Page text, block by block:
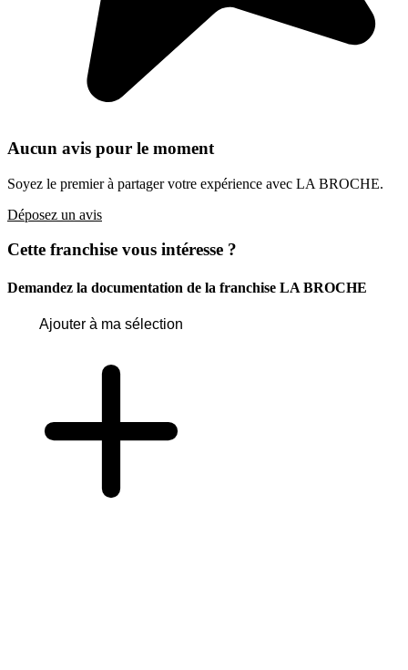
Aucun avis pour le moment
Soyez le premier à partager votre expérience avec LA BROCHE.
Déposez un avis
Cette franchise vous intéresse ?
Demandez la documentation de la franchise LA BROCHE
Ajouter à ma sélection